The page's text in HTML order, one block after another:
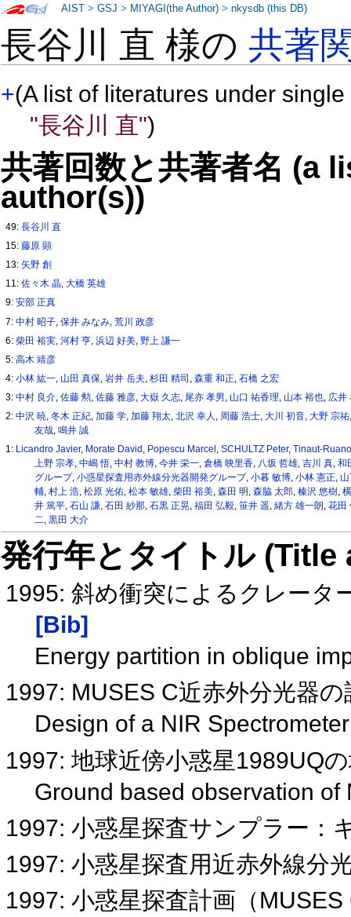
長谷川 直 様の共著
+(A list of literatures under
"長谷川 直")
共著回数と共著者名 (a
author(s))
49:長谷川 直
15:藤原 顕
13:矢野 創
11:佐々木 晶,大橋 英雄
9:安部 正真
7:中村 昭子 ,保井 みなみ ,荒川 政彦
6:柴田 裕実 ,河村 亨 ,浜辺 好美 ,野上 謙一
5:高木 靖彦
4:小林 紘一 山田 真保 ,岩井 岳夫 ,杉田 精司 ,森重 和正 ,石橋 之宏
3:中村 良介 ,佐藤 勲 ,佐藤 雅彦 ,大嶽 久志 尾亦 孝男 山口 祐香理 山本 裕也 広井
2:中沢 暁 ,冬木 正紀 ,加藤 学 ,加藤 翔太 ,北沢 幸人 周藤 浩士 ,大川 初音 ,大野 宗祐
友哉, 鳴井 誠
1: Licandro Javier, Morate David Popescu Marcel ,SCHULTZ Peter,Tinaut-
上野 宗孝, 中嶋 悟, 中村 教博, 今井 栄一, 倉橋 映里香, 八坂 哲雄, 吉川 真, 和
グループ, 小惑星探査用赤外線分光器開発グループ, 小暮 敏博, 小林 憲正
輔, 村上 浩, 松原 光佑, 松本 敏雄, 柴田 裕美, 森田 明 森脇 太郎, 榛沢 悠樹,
井 篤平, 石山 謙, 石田 紗那, 石黒 正晃 福田 弘毅, 笹井 遥 緒方 雄一朗 花田
二 黒田 大介
発行年とタイトル
1995: 斜め衝突によるクレー
[Bib]
Energy partition in oblique
1997: MUSES C近赤外分光器
Design of a NIR
1997: 地球近傍小惑星1989UQ
Ground based observation
1997: 小惑星探査サンプラー：
1997: 小惑星探査用近赤外線分
1997: 小惑星探査計画（
AIST >GSJ > MIYAGI(the Author) >nkysdb (this DB)